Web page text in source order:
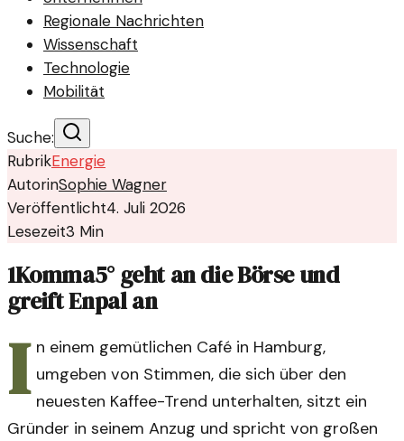
Regionale Nachrichten
Wissenschaft
Technologie
Mobilität
Suche:
RubrikEnergie
AutorinSophie Wagner
Veröffentlicht4. Juli 2026
Lesezeit3 Min
1Komma5° geht an die Börse und
greift Enpal an
I n einem gemütlichen Café in Hamburg,
umgeben von Stimmen, die sich über den
neuesten Kaffee-Trend unterhalten, sitzt ein
Gründer in seinem Anzug und spricht von großen